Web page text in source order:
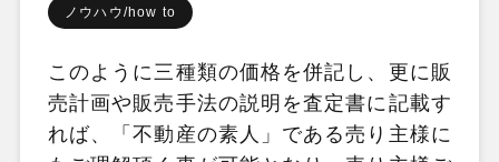
ノウハウ/how to
このように三種類の価格を併記し、更に販
売計画や販売手法の説明を査定書に記載す
れば、「不動産の素人」である売り主様に